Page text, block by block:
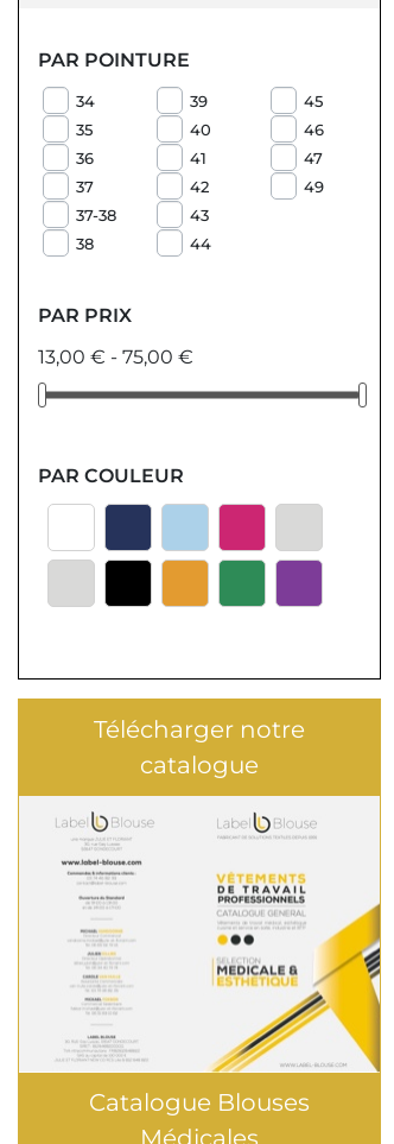
PAR POINTURE
34
35
36
37
37-38
38
39
40
41
42
43
44
45
46
47
49
PAR PRIX
13,00 € - 75,00 €
PAR COULEUR
Télécharger notre
catalogue
Catalogue Blouses
Médicales